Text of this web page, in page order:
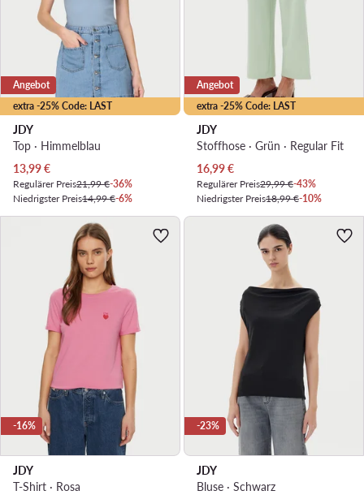
extra -25% Code: LAST
Angebot
JDY
Top · Himmelblau
Aktueller Preis
13,99€
Regulärer Preis21,99 €-36%
Niedrigster Preis14,99 €-6%
extra -25% Code: LAST
Angebot
JDY
Stoffhose · Grün · Regular Fit
Aktueller Preis
16,99€
Regulärer Preis29,99 €-43%
Niedrigster Preis18,99 €-10%
-16%
JDY
T-Shirt · Rosa
-23%
JDY
Bluse · Schwarz